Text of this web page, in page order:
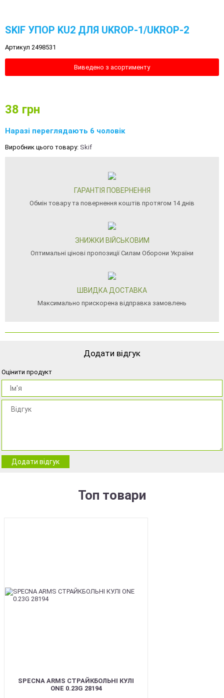
SKIF УПОР KU2 ДЛЯ UKROP-1/UKROP-2
Артикул 2498531
Виведено з асортименту
38 грн
Наразі переглядають 6 чоловік
Виробник цього товару: Skif
ГАРАНТІЯ ПОВЕРНЕННЯ
Обмін товару та повернення коштів протягом 14 днів
ЗНИЖКИ ВІЙСЬКОВИМ
Оптимальні цінові пропозиції Силам Оборони України
ШВИДКА ДОСТАВКА
Максимально прискорена відправка замовлень
Додати відгук
Оцінити продукт
Додати відгук
Топ товари
SPECNA ARMS СТРАЙКБОЛЬНІ КУЛІ
ONE 0.23G 28194